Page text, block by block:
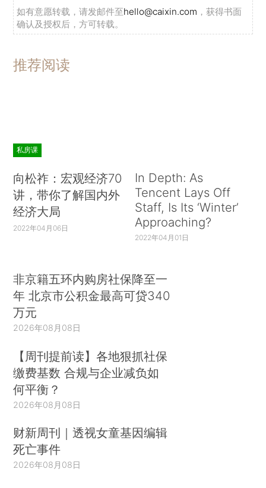
如有意愿转载，请发邮件至hello@caixin.com ，获得书面
确认及授权后，方可转载。
推荐阅读
私房课
向松祚：宏观经济70
讲，带你了解国内外
经济大局
2022年04月06日
In Depth: As
Tencent Lays Off
Staff, Is Its ‘Winter’
Approaching?
2022年04月01日
非京籍五环内购房社保降至一
年 北京市公积金最高可贷340
万元
2026年08月08日
【周刊提前读】各地狠抓社保
缴费基数 合规与企业减负如
何平衡？
2026年08月08日
财新周刊｜透视女童基因编辑
死亡事件
2026年08月08日